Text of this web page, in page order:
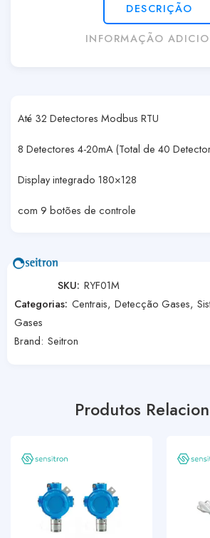
DESCRIÇÃO
INFORMAÇÃO
Até 32 Detectores Modbus RTU
8 Detectores 4-20mA (Total de 40
Display integrado 180×128
com 9 botões de controle
SKU: RYF01M
Categorias: Centrais, Detecção Gases,
Gases
Brand: Seitron
Produtos